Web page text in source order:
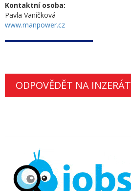
Kontaktní osoba:
Pavla Vaníčková
www.manpower.cz
ODPOVĚDĚT NA INZERÁT